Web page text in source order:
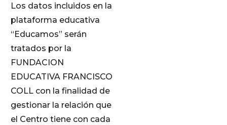
Los datos incluidos en la
plataforma educativa
“Educamos” serán
tratados por la
FUNDACION
EDUCATIVA FRANCISCO
COLL con la finalidad de
gestionar la relación que
el Centro tiene con cada